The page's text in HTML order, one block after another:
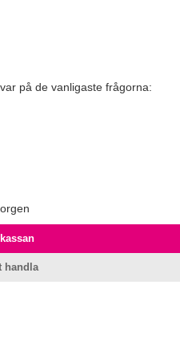
på de vanligaste frågorna:
handla